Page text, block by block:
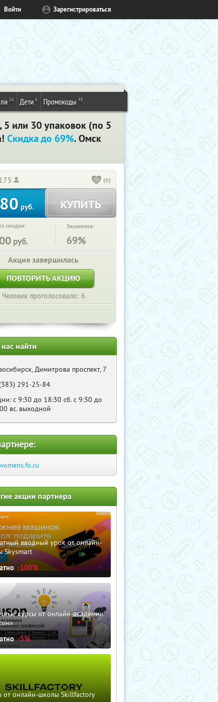
Войти Зарегистрироваться
16 Дети 6 Промокоды 48
5 или 30 упаковок (по 5
Скидка до 69%. Омск
(0)
руб. КУПИТЬ
скидки:
руб.
Экономия:
69%
Акция завершилась
ПОВТОРИТЬ АКЦИЮ
Человек проголосовало: 6
найти
Димитрова проспект, 7
291-25-84
с 9:30 до 18:30 сб. с 9:30 до
вс. выходной
акции партнера
вводный урок от онлайн-
Skysmart
-100%
курсы от онлайн-академии
-5%
от онлайн-школы Skillfactory